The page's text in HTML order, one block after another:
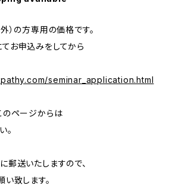
）の方専用の価格です。
お申込みをしてから
seminar_application.html
ページからは
。
郵送いたしますので、
い致します。